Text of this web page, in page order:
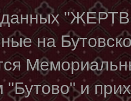
данных
на
"Бутово" и